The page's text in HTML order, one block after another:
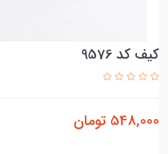
کیف کد 9576
548,000 تومان